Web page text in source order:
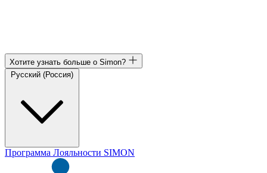
Хотите узнать больше о Simon?
Программа Лояльности SIMON